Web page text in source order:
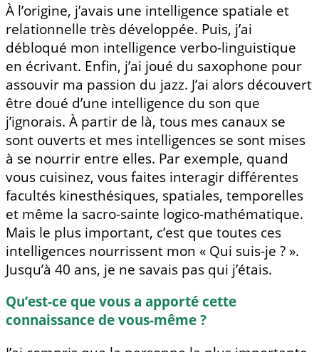
À l’origine, j’avais une intelligence spatiale et
relationnelle très développée. Puis, j’ai
débloqué mon intelligence verbo-linguistique
en écrivant. Enfin, j’ai joué du saxophone pour
assouvir ma passion du jazz. J’ai alors découvert
être doué d’une intelligence du son que
j’ignorais. À partir de là, tous mes canaux se
sont ouverts et mes intelligences se sont mises
à se nourrir entre elles. Par exemple, quand
vous cuisinez, vous faites interagir différentes
facultés kinesthésiques, spatiales, temporelles
et même la sacro-sainte logico-mathématique.
Mais le plus important, c’est que toutes ces
intelligences nourrissent mon « Qui suis-je ? ».
Jusqu’à 40 ans, je ne savais pas qui j’étais.
Qu’est-ce que vous a apporté cette
connaissance de vous-même ?